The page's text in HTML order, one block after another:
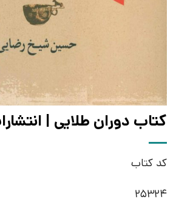
کتاب دوران طلایی |
کد کتاب
25324